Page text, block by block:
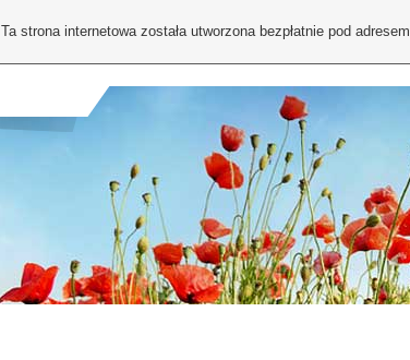
Ta strona internetowa została utworzona bezpłatnie pod adresem